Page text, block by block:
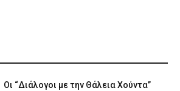
Οι “Διάλογοι με την Θάλεια Χούντα”